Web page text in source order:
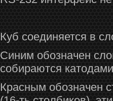
Куб соединяется в
Синим обозначен
собираются
Красным обозначен